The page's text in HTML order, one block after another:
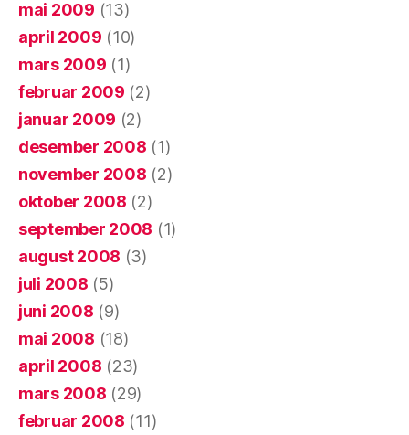
mai 2009 (13)
april 2009 (10)
mars 2009 (1)
februar 2009 (2)
januar 2009 (2)
desember 2008 (1)
november 2008 (2)
oktober 2008 (2)
september 2008 (1)
august 2008 (3)
juli 2008 (5)
juni 2008 (9)
mai 2008 (18)
april 2008 (23)
mars 2008 (29)
februar 2008 (11)